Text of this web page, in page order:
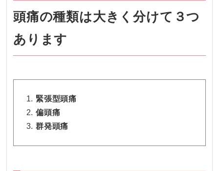
頭痛の種類は大きく分けて３つ
あります
緊張型頭痛
偏頭痛
群発頭痛